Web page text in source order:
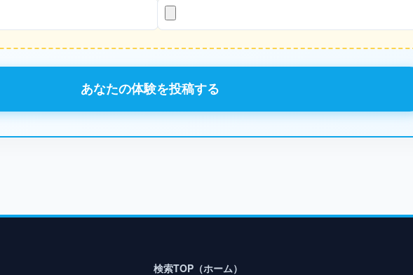
あなたの体験を投稿する
検索TOP（ホーム）